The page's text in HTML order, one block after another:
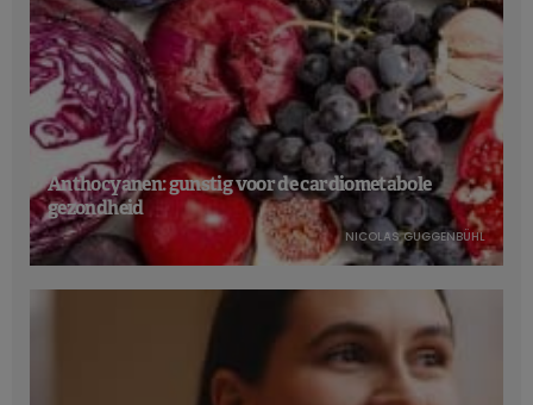
Anthocyanen: gunstig voor de cardiometabole
gezondheid
NICOLAS GUGGENBÜHL